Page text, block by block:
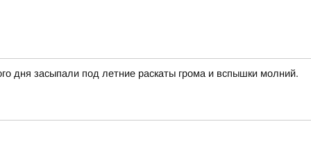
дня засыпали под летние раскаты грома и вспышки молний.